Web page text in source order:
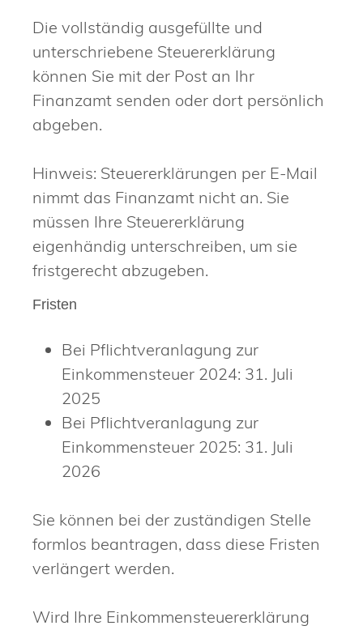
Die vollständig ausgefüllte und
unterschriebene Steuererklärung
können Sie mit der Post an Ihr
Finanzamt senden oder dort persönlich
abgeben.
Hinweis: Steuererklärungen per E-Mail
nimmt das Finanzamt nicht an. Sie
müssen Ihre Steuererklärung
eigenhändig unterschreiben, um sie
fristgerecht abzugeben.
Fristen
Bei Pflichtveranlagung zur
Einkommensteuer 2024: 31. Juli
2025
Bei Pflichtveranlagung zur
Einkommensteuer 2025: 31. Juli
2026
Sie können bei der zuständigen Stelle
formlos beantragen, dass diese Fristen
verlängert werden.
Wird Ihre Einkommensteuererklärung